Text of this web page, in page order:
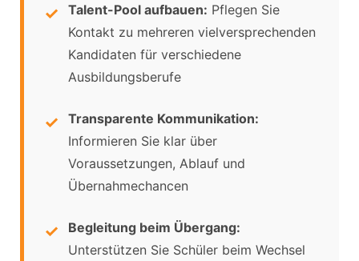
Talent-Pool aufbauen: Pflegen Sie
Kontakt zu mehreren vielversprechenden
Kandidaten für verschiedene
Ausbildungsberufe
Transparente Kommunikation:
Informieren Sie klar über
Voraussetzungen, Ablauf und
Übernahmechancen
Begleitung beim Übergang:
Unterstützen Sie Schüler beim Wechsel